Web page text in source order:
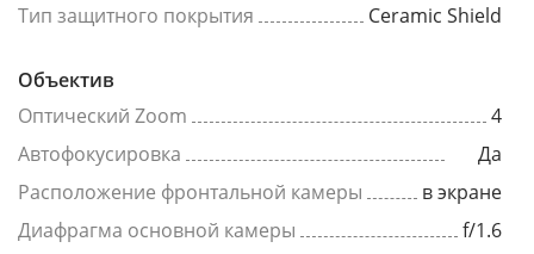
Тип защитного покрытия
Ceramic Shield
Объектив
Оптический Zoom
4
Автофокусировка
Да
Расположение фронтальной камеры
в экране
Диафрагма основной камеры
f/1.6